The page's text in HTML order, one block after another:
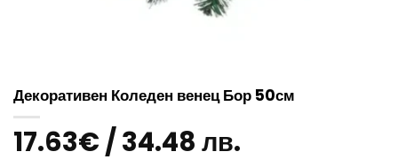
Декоративен Коледен венец Бор 50см
17.63€/ 34.48 лв.